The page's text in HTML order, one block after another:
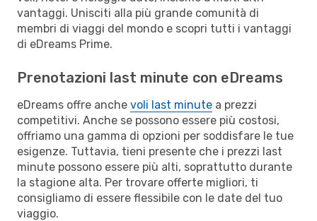
vantaggi. Unisciti alla più grande comunità di
membri di viaggi del mondo e scopri tutti i vantaggi
di eDreams Prime.
Prenotazioni last minute con eDreams
eDreams offre anche voli last minute a prezzi
competitivi. Anche se possono essere più costosi,
offriamo una gamma di opzioni per soddisfare le tue
esigenze. Tuttavia, tieni presente che i prezzi last
minute possono essere più alti, soprattutto durante
la stagione alta. Per trovare offerte migliori, ti
consigliamo di essere flessibile con le date del tuo
viaggio.